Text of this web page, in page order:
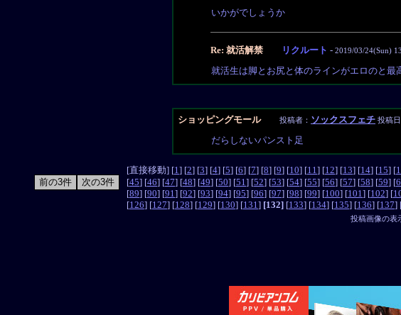
いかがでしょうか
Re: 就活解禁 リクルート - 2019/03/24(Sun)
就活生は脚とお尻と体のラインがエロのと最
ショッピングモール 投稿者： ソックスフェチ 投稿
だらしないパンスト足
[直接移動] [1 ] [2] [3] [4] [5] [6] [7] [8] [9] [10] [11 ] [12] [13] [14] [15] [
[45] [46] [47] [48] [49] [50] [51 ] [52] [53] [54] [55] [56] [57] [58] [59] [
[89] [90] [91 ] [92] [93] [94] [95] [96] [97] [98] [99] [100] [101 ] [102] [
[126] [127] [128] [129] [130] [131 ] [132] [133] [134] [135] [136] [137]
投稿画像の表